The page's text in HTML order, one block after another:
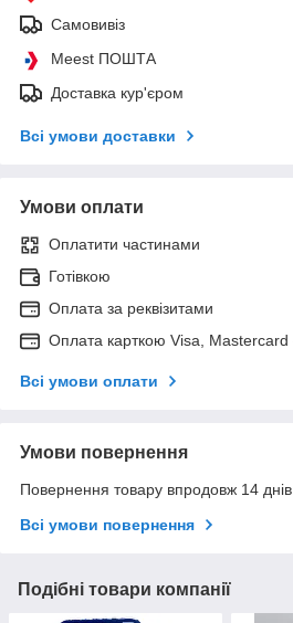
Самовивіз
Meest ПОШТА
Доставка кур'єром
Всі умови доставки
Умови оплати
Оплатити частинами
Готівкою
Оплата за реквізитами
Оплата карткою Visa, Mastercard
Всі умови оплати
Умови повернення
Повернення товару впродовж 14
Всі умови повернення
Подібні товари компанії